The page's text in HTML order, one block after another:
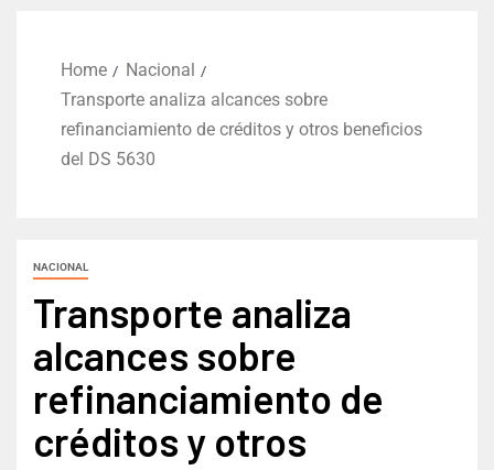
Home
Nacional
Transporte analiza alcances sobre
refinanciamiento de créditos y otros beneficios
del DS 5630
NACIONAL
Transporte analiza
alcances sobre
refinanciamiento de
créditos y otros